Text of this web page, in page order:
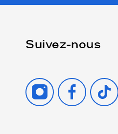
Suivez-nous
INSTAGRAMFACEBOOK